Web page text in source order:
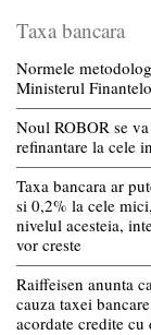
Taxa bancara
Normele
Ministerul
Noul ROBOR se
refinantare la cele
Taxa bancara ar
si 0,2% la cele
nivelul acesteia,
vor creste
Raiffeisen anunta
cauza taxei
acordate credite